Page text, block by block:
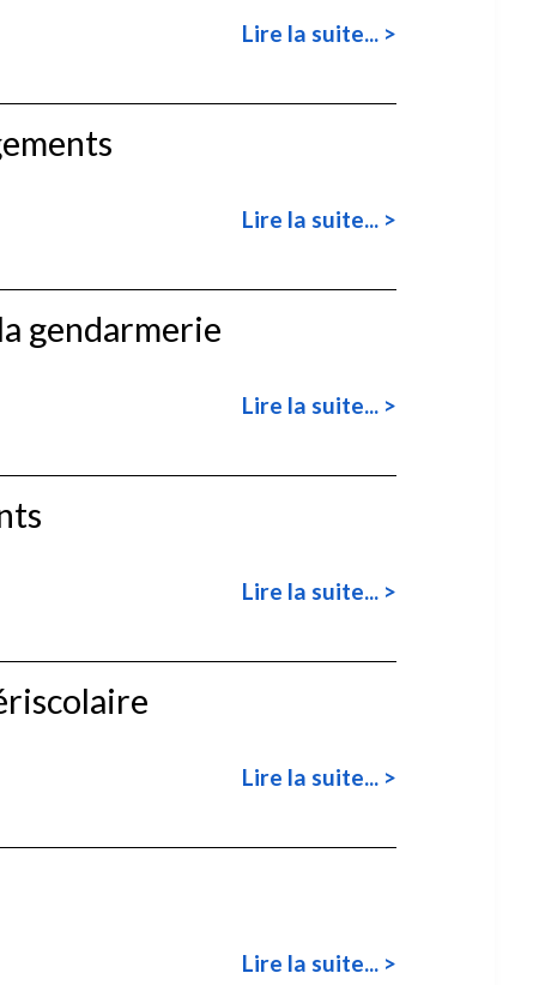
Lire la suite... >
Lire la suite... >
gendarmerie
Lire la suite... >
Lire la suite... >
Lire la suite... >
Lire la suite... >